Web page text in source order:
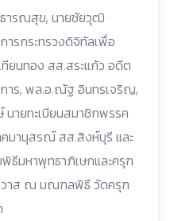
ธารณสุข, นายชัยวุฒิ
รกระทรวงดิจิทัลเพื่อ
ยนทอง สส.สระแก้ว อดีต
าร, พล.อ.ณัฐ อินทรเจริญ,
ยทะเบียนสมาชิกพรรค
มานุสรณ์ สส.สิงห์บุรี และ
ธีมหาพุทธาภิเษกและครุฑ
าวาส ณ มณฑลพิธี วัดครุฑ